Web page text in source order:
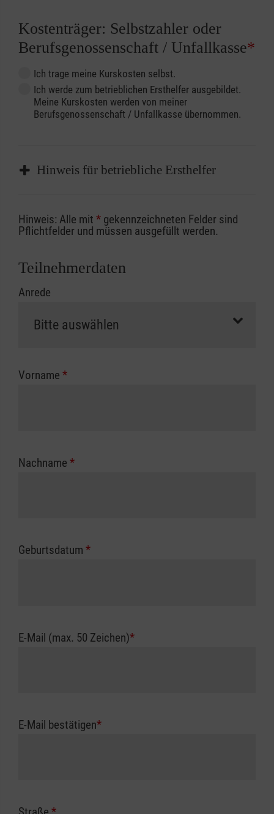
Kostenträger: Selbstzahler oder
Berufsgenossenschaft / Unfallkasse*
Ich trage meine Kurskosten selbst.
Ich werde zum betrieblichen Ersthelfer ausgebildet.
Meine Kurskosten werden von meiner
Berufsgenossenschaft / Unfallkasse übernommen.
Hinweis für betriebliche Ersthelfer
Sofern Sie ein Kostenübernahmeverfahren
Ihrer Berufsgenossenschaft / Unfallkasse
Abrechnungsunterlagen spätestens zu
erfolgt eine Abrechnung der vollen Kursgebühr
Die notwendigen Formulare für die
zuständigen Berufsgenossenschaft oder
Hinweis: Alle mit * gekennzeichneten Felder sind
Pflichtfelder und müssen ausgefüllt werden.
Teilnehmerdaten
Anrede
Vorname *
Nachname *
Geburtsdatum *
E-Mail (max. 50 Zeichen)*
E-Mail bestätigen*